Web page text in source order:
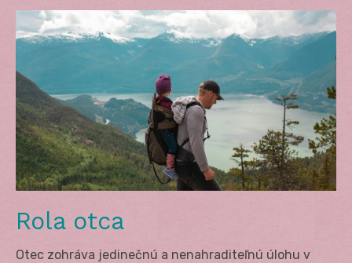
Rola otca
Otec zohráva jedinečnú a nenahraditeľnú úlohu v